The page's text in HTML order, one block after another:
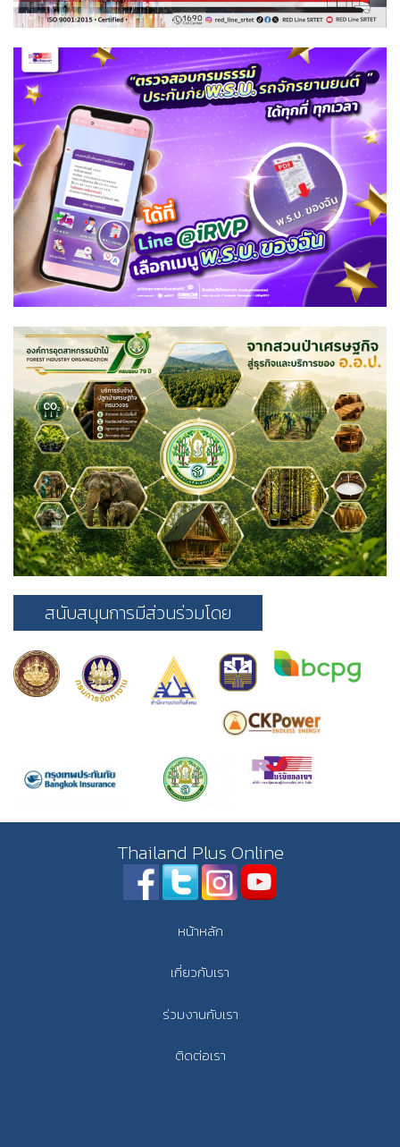
สนับสนุนการมีส่วนร่วมโดย
Thailand Plus Online
หน้าหลัก
เกี่ยวกับเรา
ร่วมงานกับเรา
ติดต่อเรา